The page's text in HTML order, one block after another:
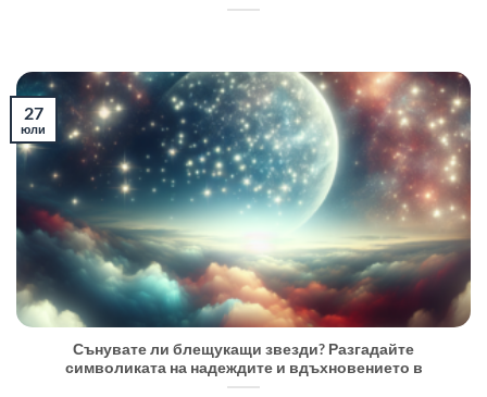
Сънувате ли блещукащи звезди? Разгадайте
символиката на надеждите и вдъхновението в
27
юли